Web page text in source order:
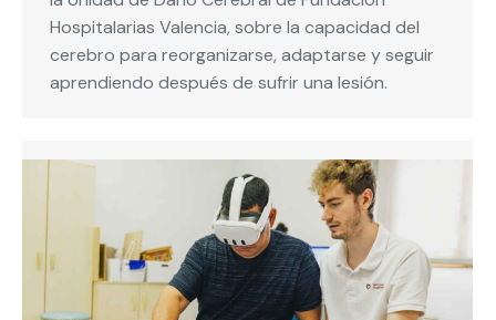
Hospitalarias Valencia, sobre la capacidad del
cerebro para reorganizarse, adaptarse y seguir
aprendiendo después de sufrir una lesión.